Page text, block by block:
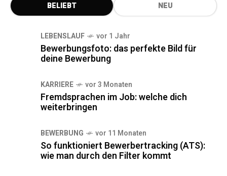
BELIEBT NEU
LEBENSLAUF vor 1 Jahr
Bewerbungsfoto: das perfekte Bild für
deine Bewerbung
KARRIERE vor 3 Monaten
Fremdsprachen im Job: welche dich
weiterbringen
BEWERBUNG vor 11 Monaten
So funktioniert Bewerbertracking (ATS):
wie man durch den Filter kommt